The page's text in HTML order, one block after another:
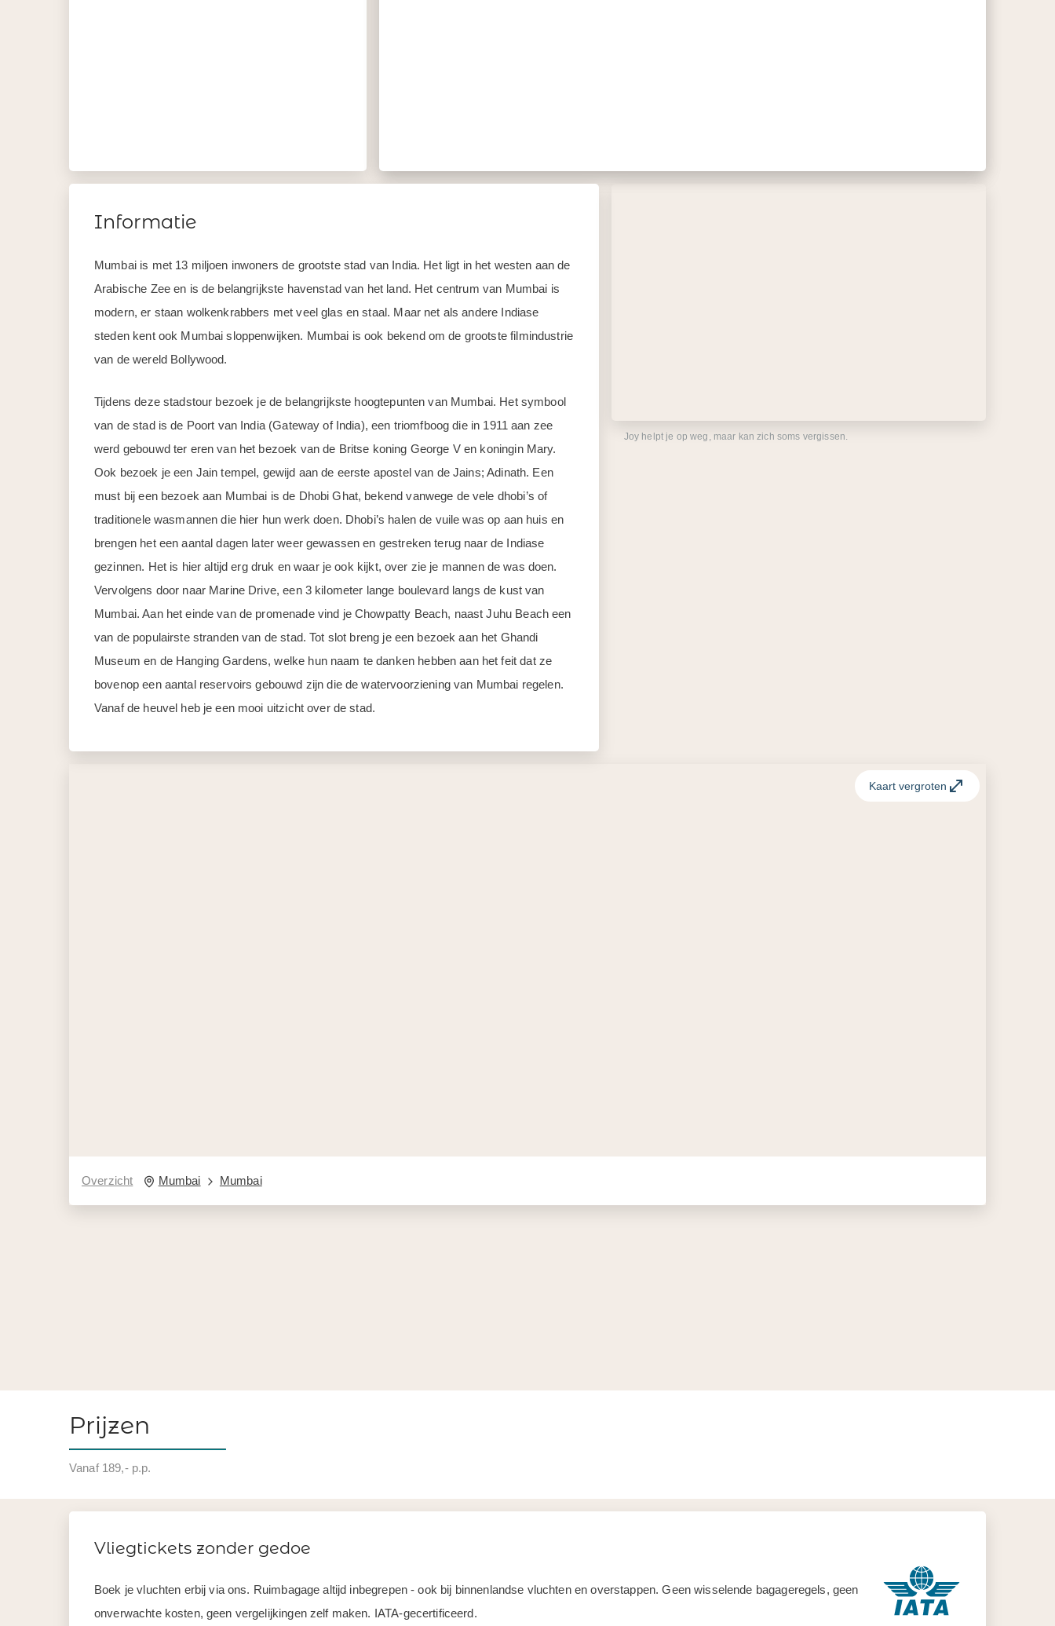
Informatie
Mumbai is met 13 miljoen inwoners de grootste stad van India. Het ligt in het westen aan de
Arabische Zee en is de belangrijkste havenstad van het land. Het centrum van Mumbai is
modern, er staan wolkenkrabbers met veel glas en staal. Maar net als andere Indiase
steden kent ook Mumbai sloppenwijken. Mumbai is ook bekend om de grootste filmindustrie
van de wereld Bollywood.
Tijdens deze stadstour bezoek je de belangrijkste hoogtepunten van Mumbai. Het symbool
van de stad is de Poort van India (Gateway of India), een triomfboog die in 1911 aan zee
werd gebouwd ter eren van het bezoek van de Britse koning George V en koningin Mary.
Ook bezoek je een Jain tempel, gewijd aan de eerste apostel van de Jains; Adinath. Een
must bij een bezoek aan Mumbai is de Dhobi Ghat, bekend vanwege de vele dhobi’s of
traditionele wasmannen die hier hun werk doen. Dhobi’s halen de vuile was op aan huis en
brengen het een aantal dagen later weer gewassen en gestreken terug naar de Indiase
gezinnen. Het is hier altijd erg druk en waar je ook kijkt, over zie je mannen de was doen.
Vervolgens door naar Marine Drive, een 3 kilometer lange boulevard langs de kust van
Mumbai. Aan het einde van de promenade vind je Chowpatty Beach, naast Juhu Beach een
van de populairste stranden van de stad. Tot slot breng je een bezoek aan het Ghandi
Museum en de Hanging Gardens, welke hun naam te danken hebben aan het feit dat ze
bovenop een aantal reservoirs gebouwd zijn die de watervoorziening van Mumbai regelen.
Vanaf de heuvel heb je een mooi uitzicht over de stad.
Joy helpt je op weg, maar kan zich soms vergissen.
Overzicht Mumbai Mumbai
Kaart vergroten
Prijzen
Vanaf 189,- p.p.
Vliegtickets zonder gedoe
Boek je vluchten erbij via ons. Ruimbagage altijd inbegrepen - ook bij binnenlandse vluchten en overstappen. Geen wisselende bagageregels, geen
onverwachte kosten, geen vergelijkingen zelf maken. IATA-gecertificeerd.